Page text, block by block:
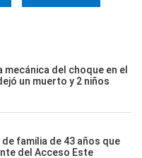
del choque en el
un muerto y 2 niños
familia de 43 años que
del Acceso Este